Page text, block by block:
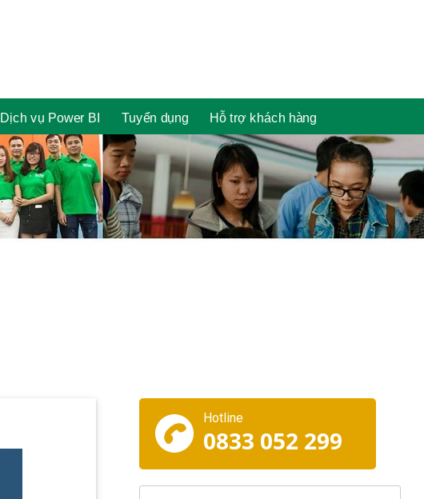
Dịch vụ Power BI Tuyển dụng Hỗ trợ khách hàng
Hotline
0833 052 299